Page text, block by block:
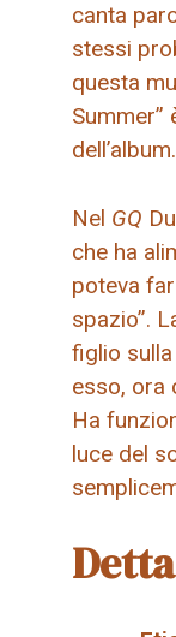
canta
stessi
questa
Summer”
dell’album.
Nel GQ
che ha
poteva
spazio”.
figlio
esso, ora
Ha
luce del